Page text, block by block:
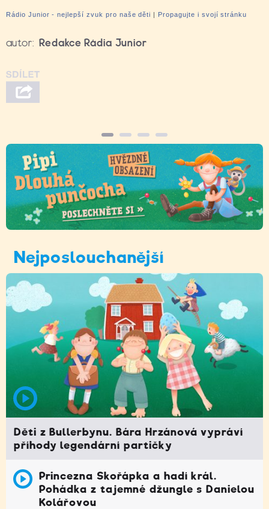
Rádio Junior - nejlepší zvuk pro naše děti | Propagujte i svojí stránku
autor: Redakce Rádia Junior
Nejposlouchanější
Děti z Bullerbynu. Bára Hrzánová vypráví
příhody legendární partičky
Princezna Skořápka a hadí král.
Pohádka z tajemné džungle s Danielou
Kolářovou